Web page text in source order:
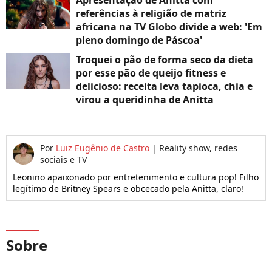
referências à religião de matriz
africana na TV Globo divide a web: 'Em
pleno domingo de Páscoa'
Troquei o pão de forma seco da dieta
por esse pão de queijo fitness e
delicioso: receita leva tapioca, chia e
virou a queridinha de Anitta
Por Luiz Eugênio de Castro | Reality show, redes
sociais e TV
Leonino apaixonado por entretenimento e cultura pop! Filho
legítimo de Britney Spears e obcecado pela Anitta, claro!
Sobre